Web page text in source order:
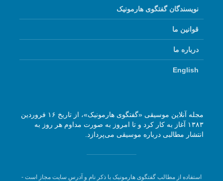
نویسندگان گفتگوی هارمونیک
قوانین ما
درباره ما
English
مجله آنلاین موسیقی «گفتگوی هارمونیک»، از تاریخ ۱۶ فروردین
۱۳۸۳ آغاز به کار کرد و تا امروز به صورت مداوم هر روز به
انتشار مطالبی درباره موسیقی می‌پردازد.
استفاده از مطالب گفتگوی هارمونیک با ذکر نام و آدرس سایت مجاز است -